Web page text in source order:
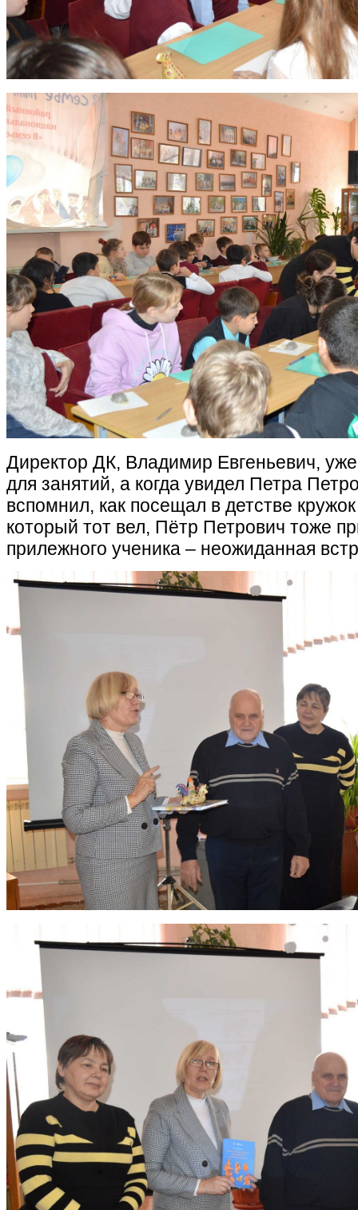
Директор ДК, Владимир Евгеньевич,
для занятий, а когда увидел Петра
вспомнил, как посещал в детстве
который тот вел, Пётр Петрович тоже
прилежного ученика – неожиданная